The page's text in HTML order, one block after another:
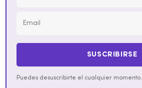
SUSCRIBIRSE
Puedes desuscribirte el cualquier momento.